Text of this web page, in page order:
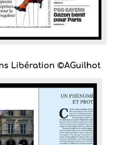
Libération ©AGuilhot